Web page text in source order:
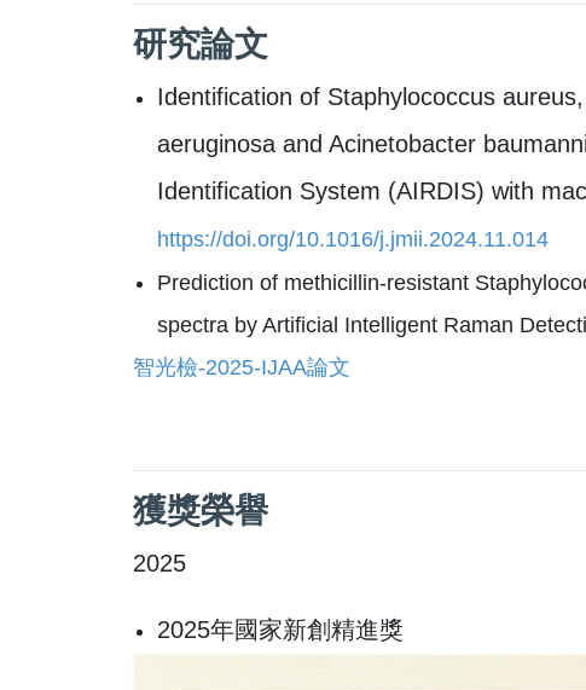
研究論文
Identification of Staphylococcus
aeruginosa and Acinetobacter
Identification System (AIRDIS) with
https://doi.org/10.1016/j.jmii.2024.11.014
Prediction of methicillin-resistant
spectra by Artificial Intelligent Raman
智光檢-2025-IJAA論文
​獲獎榮譽
2025
2025年國家新創精進獎